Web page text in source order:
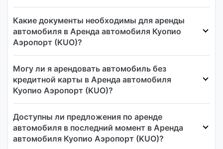
Какие документы необходимы для аренды
автомобиля в Аренда автомобиля Куопио
Аэропорт (KUO)?
Могу ли я арендовать автомобиль без
кредитной карты в Аренда автомобиля
Куопио Аэропорт (KUO)?
Доступны ли предложения по аренде
автомобиля в последний момент в Аренда
автомобиля Куопио Аэропорт (KUO)?